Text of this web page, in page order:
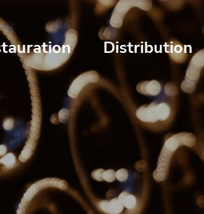
Distribution